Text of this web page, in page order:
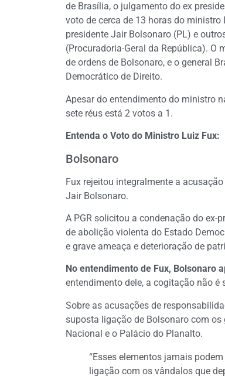
de Brasília, o julgamento do ex
voto de cerca de 13 horas do
presidente Jair Bolsonaro (PL) e
(Procuradoria-Geral da República). O
de ordens de Bolsonaro, e o general
Democrático de Direito.
Apesar do entendimento do ministro
sete réus está 2 votos a 1.
Entenda o Voto do Ministro Luiz Fux:
Bolsonaro
Fux rejeitou integralmente a
Jair Bolsonaro.
A PGR solicitou a condenação do ex-
de abolição violenta do Estado
e grave ameaça e deterioração de
No entendimento de Fux, Bolsonaro
entendimento dele, a cogitação não é
Sobre as acusações de
suposta ligação de Bolsonaro com os
Nacional e o Palácio do Planalto.
“Esses elementos jamais
ligação com os vândalos que